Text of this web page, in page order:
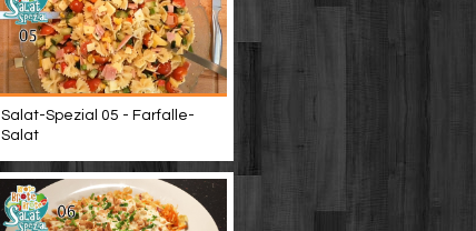
Salat-Spezial 05 - Farfalle-
Salat